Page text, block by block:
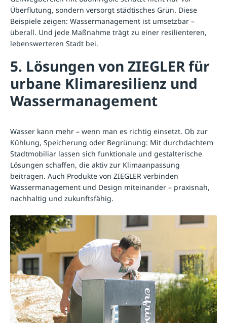
Überflutung, sondern versorgt städtisches Grün. Diese
Beispiele zeigen: Wassermanagement ist umsetzbar –
überall. Und jede Maßnahme trägt zu einer resilienteren,
lebenswerteren Stadt bei.
5. Lösungen von ZIEGLER für
urbane Klimaresilienz und
Wassermanagement
Wasser kann mehr – wenn man es richtig einsetzt. Ob zur
Kühlung, Speicherung oder Begrünung: Mit durchdachtem
Stadtmobiliar lassen sich funktionale und gestalterische
Lösungen schaffen, die aktiv zur Klimaanpassung
beitragen. Auch Produkte von ZIEGLER verbinden
Wassermanagement und Design miteinander – praxisnah,
nachhaltig und zukunftsfähig.